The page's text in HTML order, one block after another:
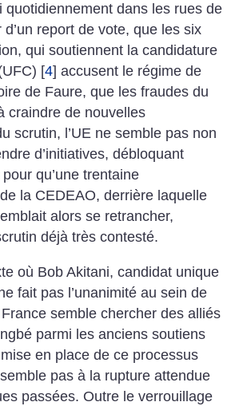
quotidiennement dans les rues de
report de vote, que les six
qui soutiennent la candidature
[4] accusent le régime de
de Faure, que les fraudes du
craindre de nouvelles
scrutin, l’UE ne semble pas non
d’initiatives, débloquant
qu’une trentaine
la CEDEAO, derrière laquelle
alors se retrancher,
déjà très contesté.
où Bob Akitani, candidat unique
fait pas l’unanimité au sein de
semble chercher des alliés
parmi les anciens soutiens
en place de ce processus
pas à la rupture attendue
passées. Outre le verrouillage